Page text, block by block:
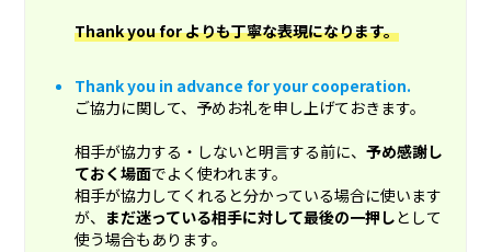
Thank you for よりも丁寧な表現になります。
Thank you in advance for your cooperation.
ご協力に関して、予めお礼を申し上げておきます。
相手が協力する・しないと明言する前に、予め感謝し
ておく場面でよく使われます。
相手が協力してくれると分かっている場合に使います
が、 まだ迷っている相手に対して最後の一押しとして
使う場合もあります。